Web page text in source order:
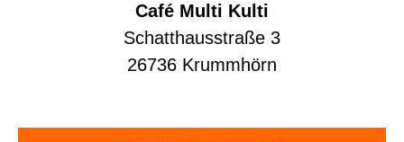
Café Multi Kulti
Schatthausstraße 3
26736 Krummhörn